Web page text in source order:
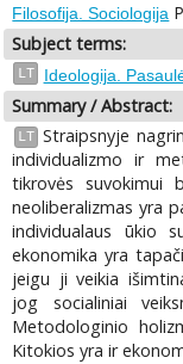
Filosofija. Sociologija
Subject terms:
LT Ideologija.
Summary / Abstract:
LT Straipsnyje
individualizmo ir
tikrovės suvokimui
neoliberalizmas yra
individualaus ūkio
ekonomika yra
jeigu ji veikia
jog socialiniai
Metodologinio
Kitokios yra ir